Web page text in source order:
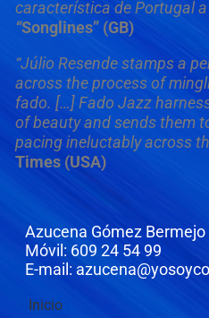
característica de Portugal a
“Songlines” (GB)
“Júlio Resende stamps a
across the process of
fado. […] Fado Jazz
of beauty and sends them
pacing ineluctably across
Times (USA)
Azucena Gómez Bermejo
Móvil: 609 24 54 99
E-mail:
Inicio